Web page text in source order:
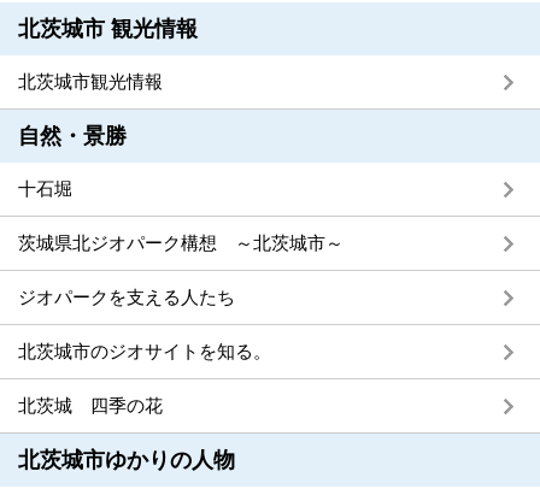
北茨城市 観光情報
北茨城市観光情報
自然・景勝
十石堀
茨城県北ジオパーク構想 ～北茨城市～
ジオパークを支える人たち
北茨城市のジオサイトを知る。
北茨城 四季の花
北茨城市ゆかりの人物